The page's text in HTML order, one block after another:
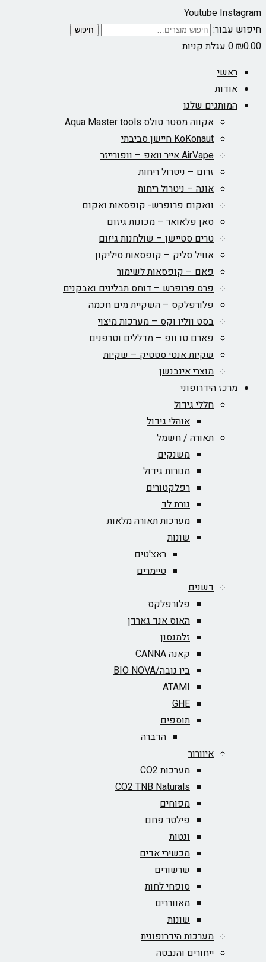
YoutubeInstagram
חיפוש עבור:
חיפוש
₪0.00
0עגלת קניות
ראשי
אודות
המותגים שלנו
אקווה מסטר טולס Aqua Master tools
KoKonaut חיישן סביבתי
AirVape אייר וואפ – וופורייזר
זרום – ניטרול ריחות
אונה – ניטרול ריחות
וואקום פרופרש- קופסאות ואקום
סאן פלאואר – מכונות גיזום
טרים סטיישן – שולחנות גיזום
אוויל סליק – קופסאות סיליקון
פאם – קופסאות לשימור
פרס פרופרש – דוחס תבלינים ואבקנים
פלורפלקס – השקיית מים חכמה
בסט ווליו וקס – מערכות מיצוי
פארם טו וופ – מדללים וטרפנים
שקיות אנטי סטטיק – שקיות
מוצרי אינבנשן
מרכז הידרופוני
חללי גידול
אוהלי גידול
תאורה / חשמל
משנקים
מנורות גידול
רפלקטורים
נורת לד
מערכות תאורה מלאות
שונות
ראצ'טים
טיימרים
דשנים
פלורפלקס
האוס אנד גארדן
זלמנסון
קאנה CANNA
ביו נובה/BIO NOVA‏
ATAMI
GHE
תוספים
הדברה
איוורור
מערכות CO2
CO2 TNB Naturals
מפוחים
פילטר פחם
ונטות
מכשירי אדים
שרשורים
סופחי לחות
מאווררים
שונות
מערכות הידרופונית
ייחורים והנבטה